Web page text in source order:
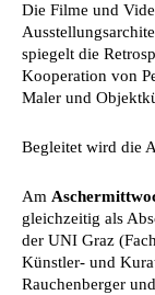
Die Filme und
spiegelt die
Kooperation von
Maler und
Begleitet wird die
Am
gleichzeitig als
der UNI Graz
Künstler- und
Rauchenberger